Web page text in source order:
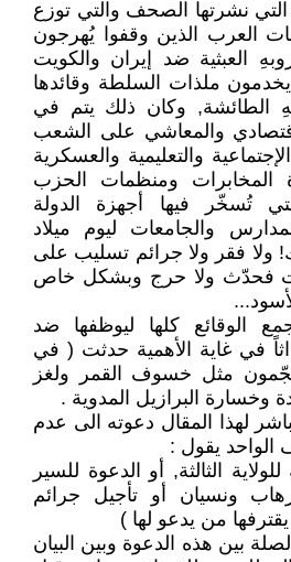
التي نشرتها الصحف والتي توزع
العرب الذين وقفوا يُهرجون
العبثية ضد إيران والكويت
ملذات السلطة وقائدها
الطائشة, وكان ذلك يتم في
والمعاشي على الشعب
والتعليمية والعسكرية
المخابرات ومنظمات الحزب
تُسخّر فيها أجهزة الدولة
والجامعات ليوم ميلاد
ولا فقر ولا جرائم تسليب على
فحدّث ولا حرج وبشكل خاص
الوقائع كلها ليوظفها ضد
في غاية الأهمية حدثت ( في
مثل خسوف القمر ولغز
وخسارة البرازيل المدوية .
لهذا المقال دعوته الى عدم
الواحد يقول :
الثالثة, أو الدعوة للسير
ونسيان أو تأجيل جرائم
من يدعو لها )
بين هذه الدعوة وبين البيان